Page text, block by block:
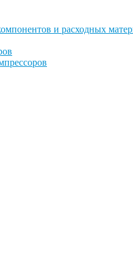
и расходных